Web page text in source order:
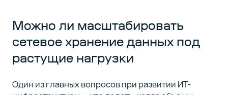
Можно ли масштабировать
сетевое хранение данных под
растущие нагрузки
Один из главных вопросов при развитии ИТ-